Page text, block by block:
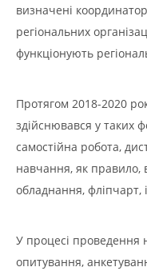
визначені
регіональних
функціонують
Протягом 2018-2020
здiйснювався у таких
самостiйна робота,
навчання, як правило,
обладнання, фліпчарт,
У процесі проведення
опитування,